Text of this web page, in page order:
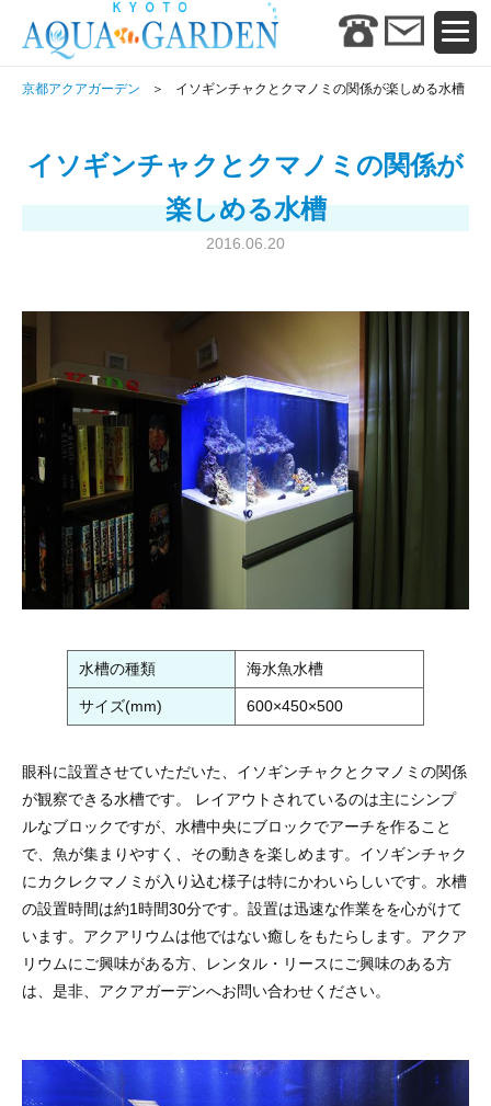
京都アクアガーデン イソギンチャクとクマノミの関係が楽しめる水槽
イソギンチャクとクマノミの関係が
楽しめる水槽
2016.06.20
水槽の種類 海水魚水槽
サイズ(mm) 600×450×500
眼科に設置させていただいた、イソギンチャクとクマノミの関係
が観察できる水槽です。 レイアウトされているのは主にシンプ
ルなブロックですが、水槽中央にブロックでアーチを作ること
で、魚が集まりやすく、その動きを楽しめます。イソギンチャク
にカクレクマノミが入り込む様子は特にかわいらしいです。水槽
の設置時間は約1時間30分です。設置は迅速な作業をを心がけて
います。アクアリウムは他ではない癒しをもたらします。アクア
リウムにご興味がある方、レンタル・リースにご興味のある方
は、是非、アクアガーデンへお問い合わせください。